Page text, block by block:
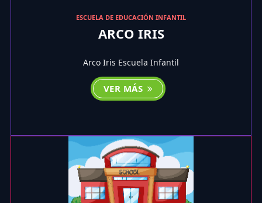
ESCUELA DE EDUCACIÓN INFANTIL
ARCO IRIS
Arco Iris Escuela Infantil
VER MÁS